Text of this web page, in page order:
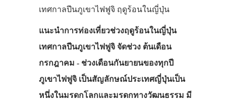
เทศกาลปีนภูเขาไฟฟูจิ ฤดูร้อนในญี่ปุ่น
แนะนำการท่องเที่ยวช่วงฤดูร้อนในญี่ปุ่น
เทศกาลปีนภูเขาไฟฟูจิ จัดช่วง ต้นเดือน
กรกฎาคม - ช่วงเดือนกันยายนของทุกปี
ภูเขาไฟฟูจิ เป็นสัญลักษณ์ประเทศญี่ปุ่นเป็น
หนึ่งในมรดกโลกและมรดกทางวัฒนธรรม มี